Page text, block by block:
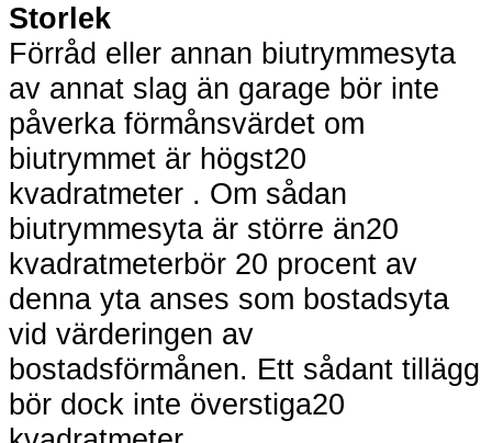
Storlek
Förråd eller annan biutrymmesyta
av annat slag än garage bör inte
påverka förmånsvärdet om
biutrymmet är högst20
kvadratmeter . Om sådan
biutrymmesyta är större än20
kvadratmeterbör 20 procent av
denna yta anses som bostadsyta
vid värderingen av
bostadsförmånen. Ett sådant tillägg
bör dock inte överstiga20